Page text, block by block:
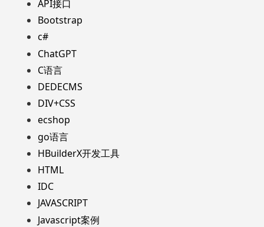
API接口
Bootstrap
c#
ChatGPT
C语言
DEDECMS
DIV+CSS
ecshop
go语言
HBuilderX开发工具
HTML
IDC
JAVASCRIPT
Javascript案例